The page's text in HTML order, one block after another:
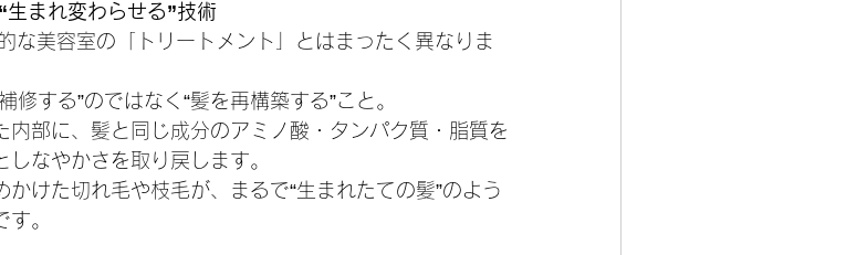
まれ変わらせる”技術
な美容室の「トリートメント」とはまったく異なりま
する”のではなく“髪を再構築する”こと。
内部に、髪と同じ成分のアミノ酸・タンパク質・脂質を
なやかさを取り戻します。
けた切れ毛や枝毛が、まるで“生まれたての髪”のよう
。